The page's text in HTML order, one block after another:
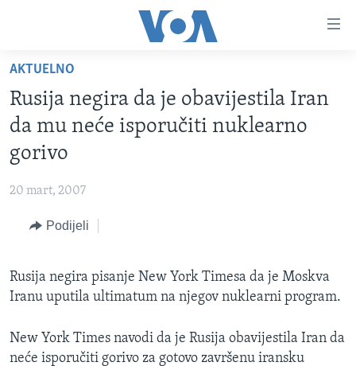
glavni
sadržaj
Pređi
na
glavnu
Idi
pretragu
VIDEO
FOTOGRAFIJE DANA
SJEDINJENE AMERIČKE DRŽAVE
BOSNA I HERCEGOVINA
NAUKA I TEHNOLOGIJA
SPECIJALNI PROJEKTI
SLOBODA MEDIJA
IZBJEGLIČKA STRANA
AKTUELNO
Rusija negira da je obavijestila Iran
da mu neće isporučiti nuklearno
gorivo
20 mart, 2007
Podijeli
Rusija negira pisanje New York Timesa da je Moskva
Iranu uputila ultimatum na njegov nuklearni program.
New York Times navodi da je Rusija obavijestila Iran da
neće isporučiti gorivo za gotovo završenu iransku